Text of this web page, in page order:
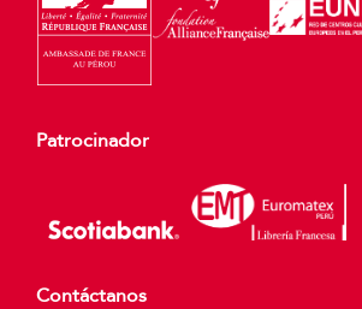
Patrocinador
Contáctanos